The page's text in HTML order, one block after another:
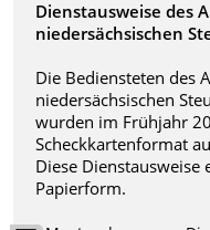
Dienstausweise des
niedersächsischen
Die Bediensteten des
niedersächsischen
wurden im Frühjahr
Scheckkartenformat
Diese Dienstausweise
Papierform.